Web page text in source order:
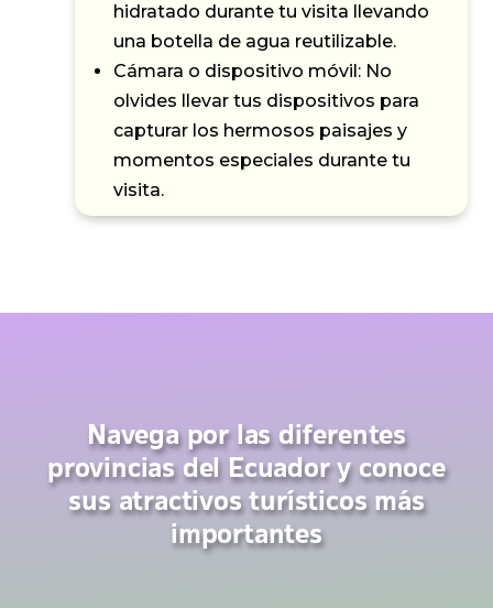
hidratado durante tu visita llevando
una botella de agua reutilizable.
Cámara o dispositivo móvil: No
olvides llevar tus dispositivos para
capturar los hermosos paisajes y
momentos especiales durante tu
visita.
Navega por las diferentes
provincias del Ecuador y conoce
sus atractivos turísticos más
importantes